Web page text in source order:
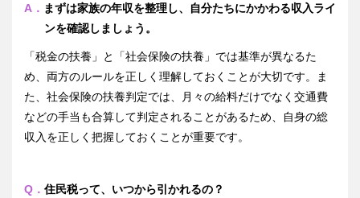
A． まずは家族の年収を整理し、自分たちにかかわる収入ライ
ンを確認しましょう。
「税金の扶養」と「社会保険の扶養」では基準が異なるた
め、両方のルールを正しく理解しておくことが大切です。ま
た、社会保険の扶養判定では、月々の給料だけでなく交通費
などの手当も合算して判定されることがあるため、自身の総
収入を正しく把握しておくことが重要です。
Q． 住民税って、いつから引かれるの？